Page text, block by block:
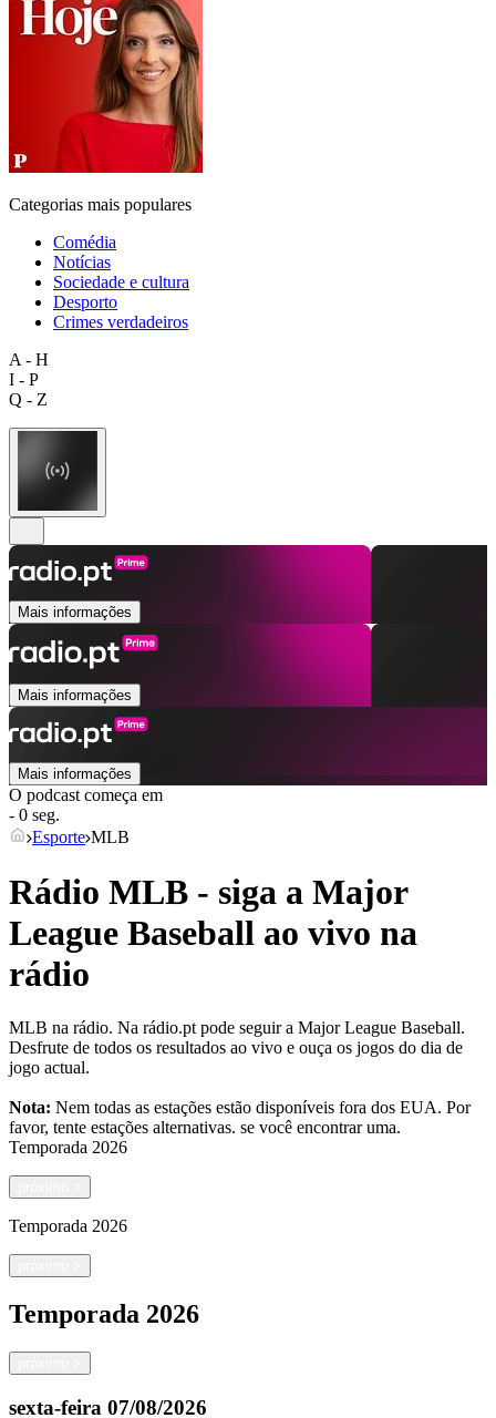
Categorias mais populares
Comédia
Notícias
Sociedade e cultura
Desporto
Crimes verdadeiros
A - H
I - P
Q - Z
Mais informações
Mais informações
Mais informações
O podcast começa em
- 0 seg.
Esporte MLB
Rádio MLB - siga a Major
League Baseball ao vivo na
rádio
MLB na rádio. Na rádio.pt pode seguir a Major League Baseball.
Desfrute de todos os resultados ao vivo e ouça os jogos do dia de
jogo actual.
Nota: Nem todas as estações estão disponíveis fora dos EUA. Por
favor, tente estações alternativas. se você encontrar uma.
Temporada 2026
Temporada 2026
Temporada 2026
sexta-feira 07/08/2026